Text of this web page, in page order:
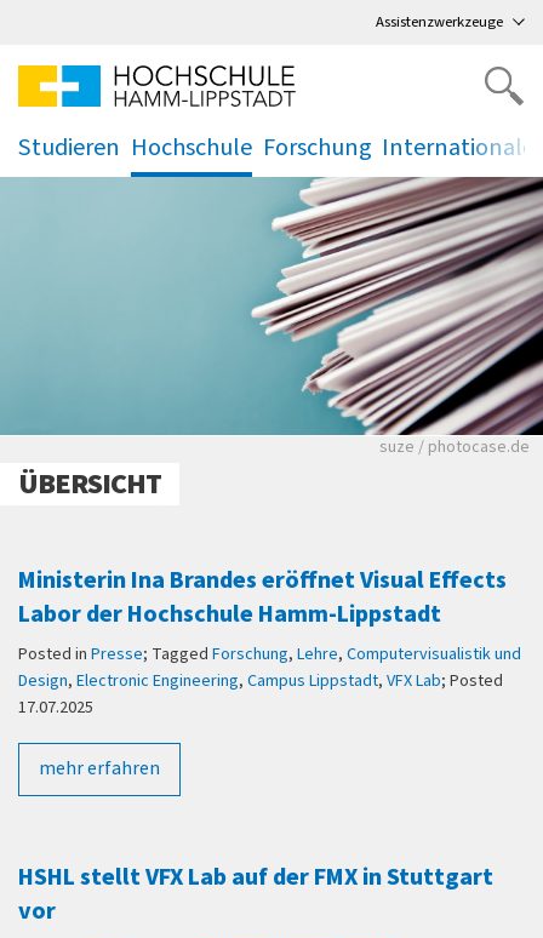
Assistenzwerkzeuge
Studieren
.
Hochschule
.
Forschung
. .
Viele Zeitungen.
suze / photocase.de
ÜBERSICHT
Ministerin Ina Brandes eröffnet Visual Effects
Labor der Hochschule Hamm-Lippstadt
Posted in Presse; Tagged Forschung, Lehre, Computervisualistik und
Design, Electronic Engineering, Campus Lippstadt, VFX Lab; Posted
17.07.2025
mehr erfahren
HSHL stellt VFX Lab auf der FMX in Stuttgart
vor